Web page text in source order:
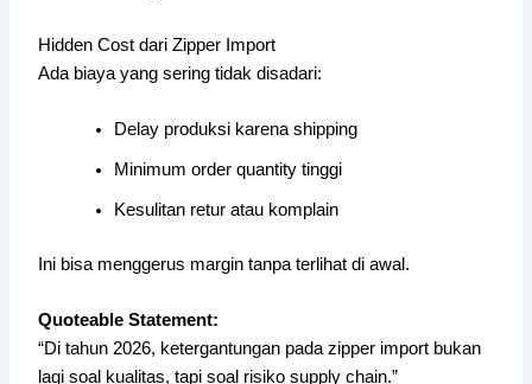
Hidden Cost dari Zipper Import
Ada biaya yang sering tidak disadari:
Delay produksi karena shipping
Minimum order quantity tinggi
Kesulitan retur atau komplain
Ini bisa menggerus margin tanpa terlihat di awal.
Quoteable Statement:
“Di tahun 2026, ketergantungan pada zipper import bukan
lagi soal kualitas, tapi soal risiko supply chain.”